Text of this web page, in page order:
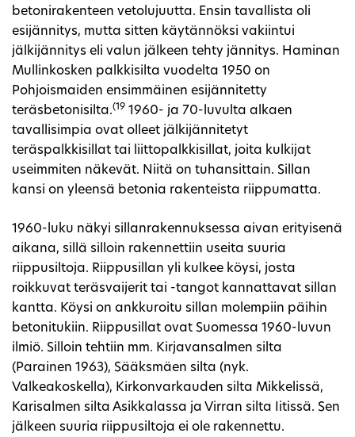
betonirakenteen vetolujuutta. Ensin tavallista oli
esijännitys, mutta sitten käytännöksi vakiintui
jälkijännitys eli valun jälkeen tehty jännitys. Haminan
Mullinkosken palkkisilta vuodelta 1950 on
Pohjoismaiden ensimmäinen esijännitetty
teräsbetonisilta.(19 1960- ja 70-luvulta alkaen
tavallisimpia ovat olleet jälkijännitetyt
teräspalkkisillat tai liittopalkkisillat, joita kulkijat
useimmiten näkevät. Niitä on tuhansittain. Sillan
kansi on yleensä betonia rakenteista riippumatta.
1960-luku näkyi sillanrakennuksessa aivan erityisenä
aikana, sillä silloin rakennettiin useita suuria
riippusiltoja. Riippusillan yli kulkee köysi, josta
roikkuvat teräsvaijerit tai -tangot kannattavat sillan
kantta. Köysi on ankkuroitu sillan molempiin päihin
betonitukiin. Riippusillat ovat Suomessa 1960-luvun
ilmiö. Silloin tehtiin mm. Kirjavansalmen silta
(Parainen 1963), Sääksmäen silta (nyk.
Valkeakoskella), Kirkonvarkauden silta Mikkelissä,
Karisalmen silta Asikkalassa ja Virran silta Iitissä. Sen
jälkeen suuria riippusiltoja ei ole rakennettu.